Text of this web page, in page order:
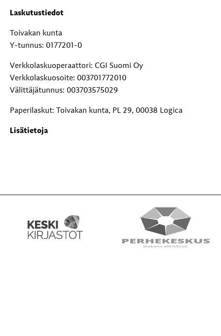
Laskutustiedot
Toivakan kunta
Y-tunnus: 0177201-0
Verkkolaskuoperaattori: CGI Suomi Oy
Verkkolaskuosoite: 003701772010
Välittäjätunnus: 003703575029
Paperilaskut: Toivakan kunta, PL 29, 00038 Logica
Lisätietoja